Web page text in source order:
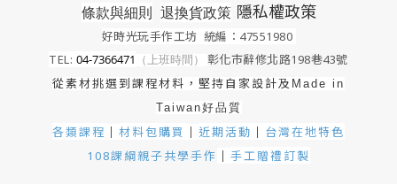
條款與細則 退換貨政策 隱私權政策
好時光玩手作工坊 統編：47551980
TEL: 04-7366471 （上班時間） 彰化市辭修北路198巷43號
從素材挑選到課程材料，堅持自家設計及 Made in
Taiwan好品質
各類課程 ｜ 材料包購買 ｜ 近期活動 ｜ 台灣在地特色
108課綱親子共學手作 ｜ 手工贈禮訂製